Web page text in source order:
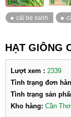
HẠT GIÔNG
Lượt xem : 2339
Tình trạng đơn
Tình trạng sản
Kho hàng: Cần Thơ